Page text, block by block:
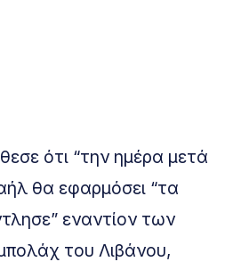
ότι “την ημέρα μετά
θα εφαρμόσει “τα
εναντίον των
του Λιβάνου,